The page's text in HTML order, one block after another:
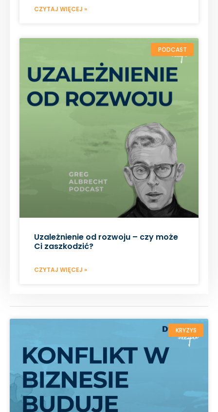
CZYTAJ WIĘCEJ »
PODCAST
Uzależnienie od rozwoju – czy może
Ci zaszkodzić?
CZYTAJ WIĘCEJ »
KRYZYS